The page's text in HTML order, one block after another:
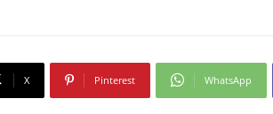
X Pinterest WhatsApp